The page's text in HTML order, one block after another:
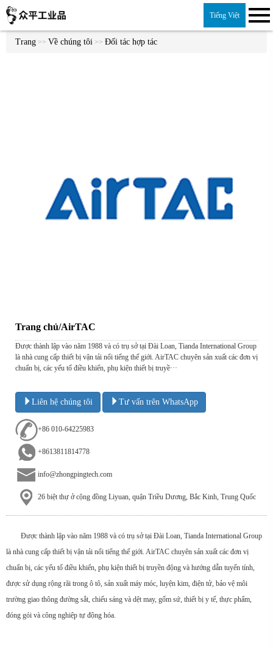
Tiếng Việt
Trang >> Về chúng tôi >> Đối tác hợp tác
Trang chủ/AirTAC
Được thành lập vào năm 1988 và có trụ sở tại Đài Loan, Tianda International Group
là nhà cung cấp thiết bị vận tải nổi tiếng thế giới. AirTAC chuyên sản xuất các đơn vị
chuẩn bị, các yếu tố điều khiển, phụ kiện thiết bị truyề···
Liên hệ chúng tôi Tư vấn trên WhatsApp
+86 010-64225983
+8613811814778
info@zhongpingtech.com
26 biệt thự ở cộng đồng Liyuan, quận Triều Dương, Bắc Kinh, Trung Quốc
Được thành lập vào năm 1988 và có trụ sở tại Đài Loan, Tianda International Group
là nhà cung cấp thiết bị vận tải nổi tiếng thế giới. AirTAC chuyên sản xuất các đơn vị
chuẩn bị, các yếu tố điều khiển, phụ kiện thiết bị truyền động và hướng dẫn tuyến tính,
được sử dụng rộng rãi trong ô tô, sản xuất máy móc, luyện kim, điện tử, bảo vệ môi
trường giao thông đường sắt, chiếu sáng và dệt may, gốm sứ, thiết bị y tế, thực phẩm,
đóng gói và công nghiệp tự động hóa.